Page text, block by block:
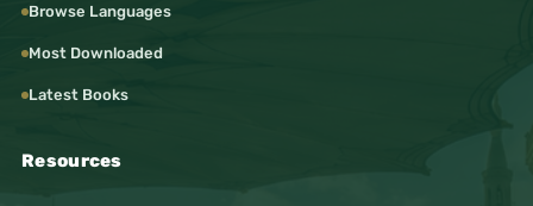
Browse Languages
Most Downloaded
Latest Books
Resources